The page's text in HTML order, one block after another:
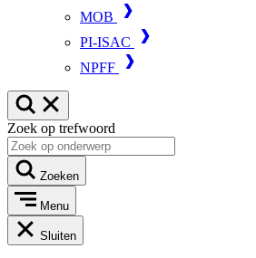
MOB
PI-ISAC
NPFF
Zoek op trefwoord
Zoeken
Menu
Sluiten